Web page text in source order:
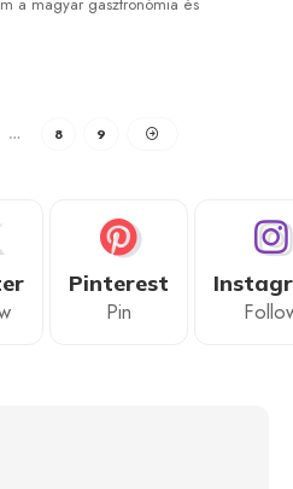
… 8 9
Pinterest
Pin